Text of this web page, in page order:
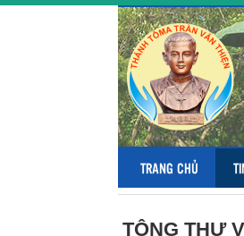
TRANG CHỦ
TÔNG THƯ